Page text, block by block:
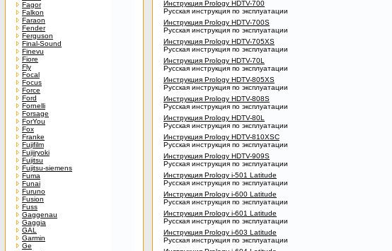
Fagor
Falkon
Faraon
Fender
Ferguson
Final-Sound
Finevu
Fiore
Fly
Focal
Focus
Force
Ford
Fornelli
Forsage
ForYou
Fox
Franke
Fujifilm
Fujiiryoki
Fujitsu
Fujitsu-siemens
Fuma
Funai
Furuno
Fusion
Fuss
Gaggenau
Gaggia
GAL
Garmin
Ge
Инструкция Prology HDTV-700
Русская инструкция по эксплуатации
Инструкция Prology HDTV-700S
Русская инструкция по эксплуатации
Инструкция Prology HDTV-705XS
Русская инструкция по эксплуатации
Инструкция Prology HDTV-70L
Русская инструкция по эксплуатации
Инструкция Prology HDTV-805XS
Русская инструкция по эксплуатации
Инструкция Prology HDTV-808S
Русская инструкция по эксплуатации
Инструкция Prology HDTV-80L
Русская инструкция по эксплуатации
Инструкция Prology HDTV-810XSC
Русская инструкция по эксплуатации
Инструкция Prology HDTV-909S
Русская инструкция по эксплуатации
Инструкция Prology i-501 Latitude
Русская инструкция по эксплуатации
Инструкция Prology i-600 Latitude
Русская инструкция по эксплуатации
Инструкция Prology i-601 Latitude
Русская инструкция по эксплуатации
Инструкция Prology i-603 Latitude
Русская инструкция по эксплуатации